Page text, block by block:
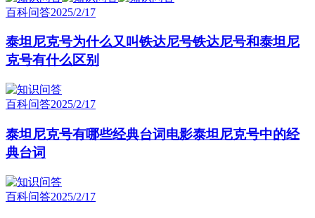
百科问答2025/2/17
泰坦尼克号为什么又叫铁达尼号铁达尼号和泰坦尼
克号有什么区别
百科问答2025/2/17
泰坦尼克号有哪些经典台词电影泰坦尼克号中的经
典台词
百科问答2025/2/17